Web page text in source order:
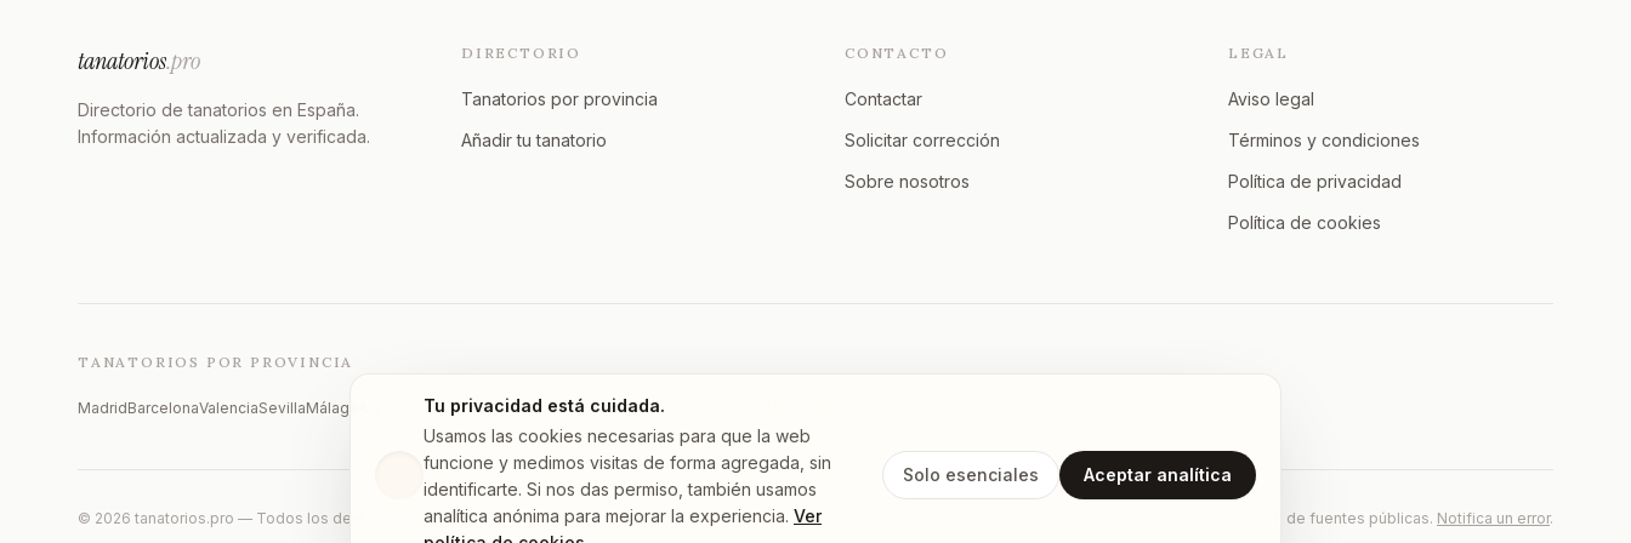
tanatorios.pro
Directorio de tanatorios en España.
Información actualizada y verificada.
DIRECTORIO
Tanatorios por provincia
Añadir tu tanatorio
CONTACTO
Contactar
Solicitar corrección
Sobre nosotros
LEGAL
Aviso legal
Términos y condiciones
Política de privacidad
Política de cookies
TANATORIOS POR PROVINCIA
MadridBarcelonaValenciaSevillaMálaga ZaragozaVizcayaMurcia A CoruñaAsturias
© 2026 tanatorios.pro — Todos los derechos reservados Los datos proceden de fuentes públicas. Notifica un error.
Tu privacidad está cuidada.
Usamos las cookies necesarias para que la web
funcione y medimos visitas de forma agregada, sin
identificarte. Si nos das permiso, también usamos
analítica anónima para mejorar la experiencia. Ver
Solo esenciales Aceptar analítica